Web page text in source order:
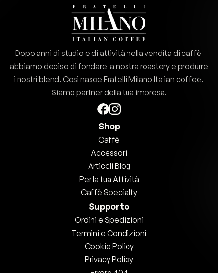
Dopo anni di studio e di attività nella vendita di caffè
abbiamo deciso di fondare la nostra roastery e produrre
i nostri blend. Così nasce Fratelli Milano Italian coffee.
Siamo partner della tua impresa.
Shop
Caffè
Accessori
Articoli Blog
Per la tua Attività
Caffè Specialty
Supporto
Ordini e Spedizioni
Termini e Condizioni
Cookie Policy
Privacy Policy